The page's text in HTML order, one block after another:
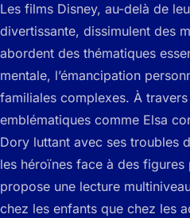
Les films Disney, au-delà de
divertissante, dissimulent des
abordent des thématiques
mentale, l’émancipation
familiales complexes. À
emblématiques comme Elsa
Dory luttant avec ses troubles
les héroïnes face à des
propose une lecture
chez les enfants que chez les